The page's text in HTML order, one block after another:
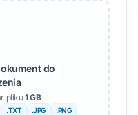
do
pliku1 GB
.TXT .JPG
.PNG